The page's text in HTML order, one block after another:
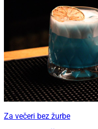
Za večeri bez žurbe